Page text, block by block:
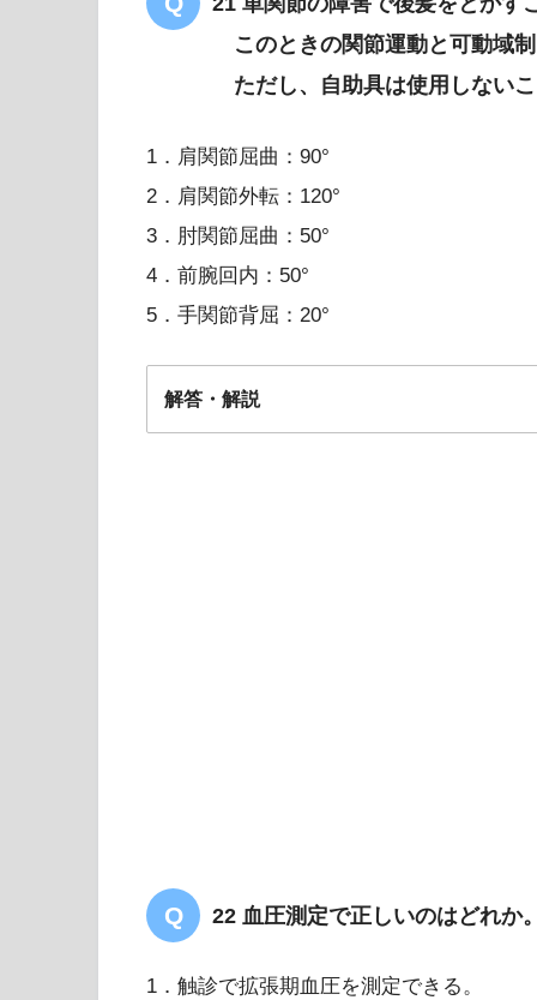
このときの関節運動と可動域
ただし、自助具は使用しない
1．肩関節屈曲：90°
2．肩関節外転：120°
3．肘関節屈曲：50°
4．前腕回内：50°
5．手関節背屈：20°
解答・解説
22 血圧測定で正しいのはどれか
1．触診で拡張期血圧を測定できる。